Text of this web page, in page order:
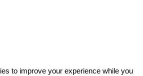
to improve your experience while you